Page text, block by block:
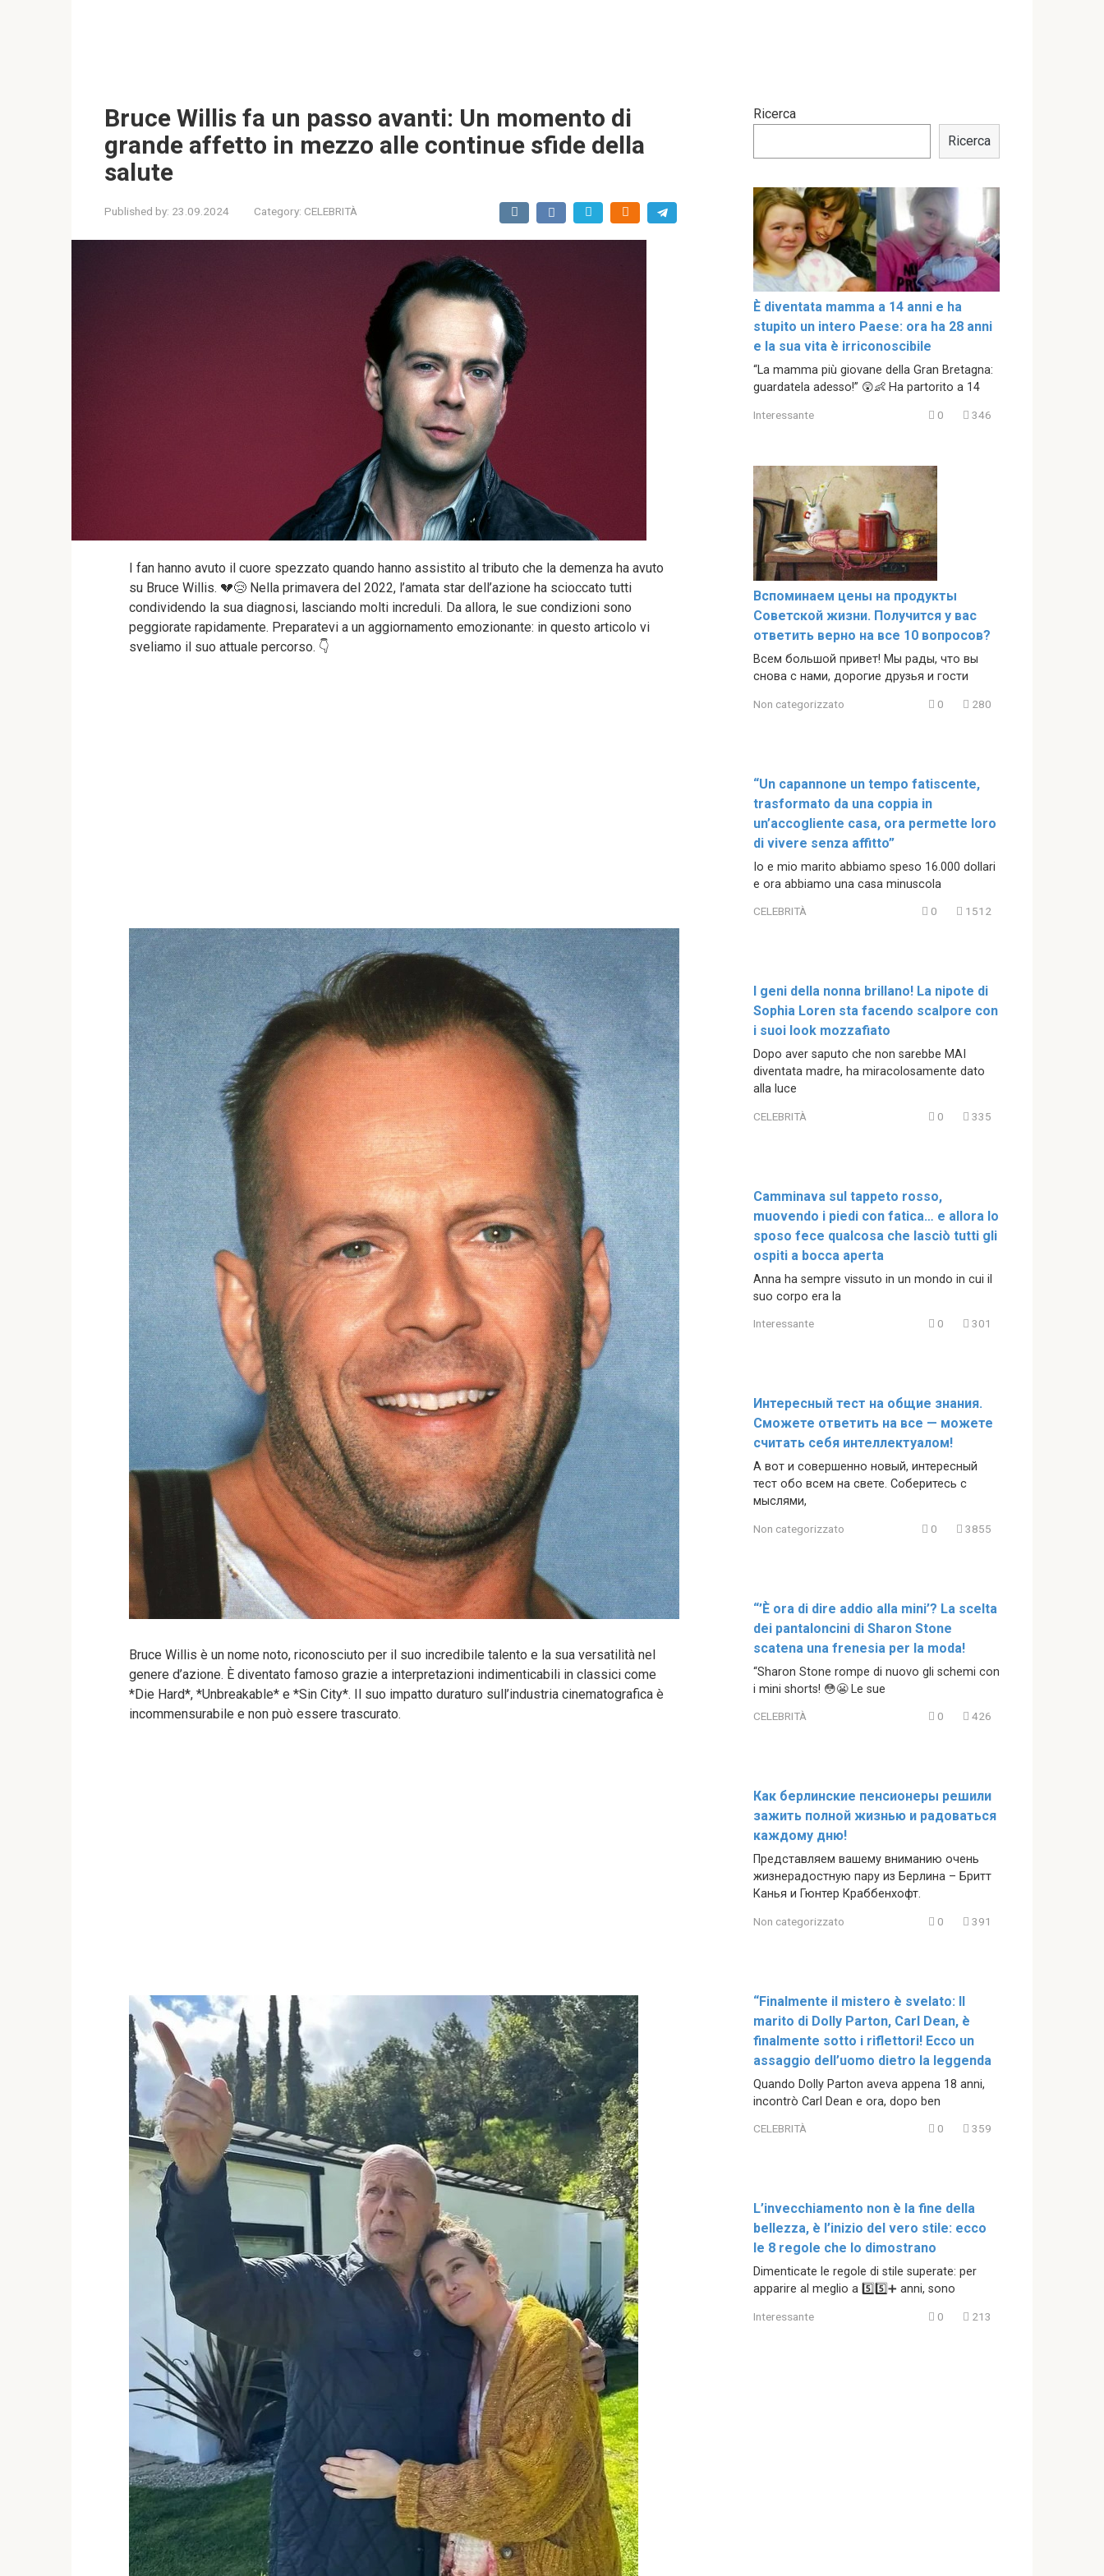
Bruce Willis fa un passo avanti: Un momento di
grande affetto in mezzo alle continue sfide della
salute
Published by: 23.09.2024 Category: CELEBRITÀ
I fan hanno avuto il cuore spezzato quando hanno assistito al tributo che la demenza ha avuto
su Bruce Willis. 💔😢 Nella primavera del 2022, l’amata star dell’azione ha scioccato tutti
condividendo la sua diagnosi, lasciando molti increduli. Da allora, le sue condizioni sono
peggiorate rapidamente. Preparatevi a un aggiornamento emozionante: in questo articolo vi
sveliamo il suo attuale percorso. 👇
Bruce Willis è un nome noto, riconosciuto per il suo incredibile talento e la sua versatilità nel
genere d’azione. È diventato famoso grazie a interpretazioni indimenticabili in classici come
*Die Hard*, *Unbreakable* e *Sin City*. Il suo impatto duraturo sull’industria cinematografica è
incommensurabile e non può essere trascurato.
Ricerca
Ricerca
È diventata mamma a 14 anni e ha
stupito un intero Paese: ora ha 28 anni
e la sua vita è irriconoscibile
“La mamma più giovane della Gran Bretagna:
guardatela adesso!” 😲👶 Ha partorito a 14
Interessante 0 346
Вспоминаем цены на продукты
Советской жизни. Получится у вас
ответить верно на все 10 вопросов?
Всем большой привет! Мы рады, что вы
снова с нами, дорогие друзья и гости
Non categorizzato 0 280
“Un capannone un tempo fatiscente,
trasformato da una coppia in
un’accogliente casa, ora permette loro
di vivere senza affitto”
Io e mio marito abbiamo speso 16.000 dollari
e ora abbiamo una casa minuscola
CELEBRITÀ 0 1512
I geni della nonna brillano! La nipote di
Sophia Loren sta facendo scalpore con
i suoi look mozzafiato
Dopo aver saputo che non sarebbe MAI
diventata madre, ha miracolosamente dato
alla luce
CELEBRITÀ 0 335
Camminava sul tappeto rosso,
muovendo i piedi con fatica… e allora lo
sposo fece qualcosa che lasciò tutti gli
ospiti a bocca aperta
Anna ha sempre vissuto in un mondo in cui il
suo corpo era la
Interessante 0 301
Интересный тест на общие знания.
Сможете ответить на все — можете
считать себя интеллектуалом!
А вот и совершенно новый, интересный
тест обо всем на свете. Соберитесь с
мыслями,
Non categorizzato 0 3855
“’È ora di dire addio alla mini’? La scelta
dei pantaloncini di Sharon Stone
scatena una frenesia per la moda!
“Sharon Stone rompe di nuovo gli schemi con
i mini shorts! 😳😬 Le sue
CELEBRITÀ 0 426
Как берлинские пенсионеры решили
зажить полной жизнью и радоваться
каждому дню!
Представляем вашему вниманию очень
жизнерадостную пару из Берлина – Бритт
Канья и Гюнтер Краббенхофт.
Non categorizzato 0 391
“Finalmente il mistero è svelato: Il
marito di Dolly Parton, Carl Dean, è
finalmente sotto i riflettori! Ecco un
assaggio dell’uomo dietro la leggenda
Quando Dolly Parton aveva appena 18 anni,
incontrò Carl Dean e ora, dopo ben
CELEBRITÀ 0 359
L’invecchiamento non è la fine della
bellezza, è l’inizio del vero stile: ecco
le 8 regole che lo dimostrano
Dimenticate le regole di stile superate: per
apparire al meglio a 5️⃣5️⃣➕ anni, sono
Interessante 0 213